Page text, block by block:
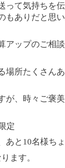
って気持ちを
もありだと思い
アップのご相
場所たくさん
が、時々ご褒
定
あと 10名様ち
ます。